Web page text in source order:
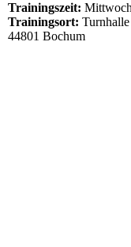
Trainingszeit:
Trainingsort:
44801 Bochum